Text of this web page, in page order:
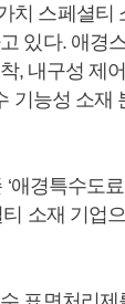
치 스페셜티
있다. 애경
, 내구성 제
기능성 소재
애경특수도료
소재 기업